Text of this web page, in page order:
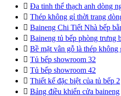
 Đa tinh thể thạch anh dòng
 Thép không gỉ thời trang
 Baineng Chi Tiết Nhà bếp
 Baineng tủ bếp phòng trưng
 Bề mặt vân gỗ là thép không
 Tủ bếp showroom 32
 Tủ bếp showroom 42
 Thiết kế đặc biệt của tủ bếp 2
 Bảng điều khiển cửa baineng